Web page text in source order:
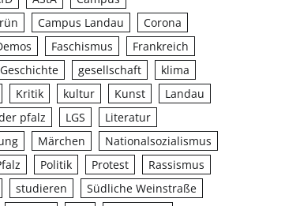
Campus Landau
Corona
Faschismus
Frankreich
Geschichte gesellschaft
klima
Kritik kultur Kunst
Landau
pfalz
LGS
Literatur
Märchen
Nationalsozialismus
Politik Protest
Rassismus
studieren
Südliche Weinstraße